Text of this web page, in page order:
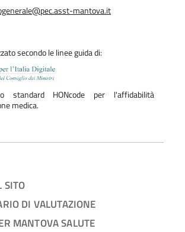
mantova.it
secondo le linee guida di:
standard HONcode per l'affidabilità
medica.
SITO
DI VALUTAZIONE
MANTOVA SALUTE